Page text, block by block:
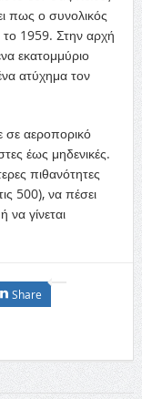
πως ο συνολικός
1959. Στην αρχή
εκατομμύριο
ατύχημα τον
σε αεροπορικό
έως μηδενικές.
πιθανότητες
500), να πέσει
γίνεται
Share